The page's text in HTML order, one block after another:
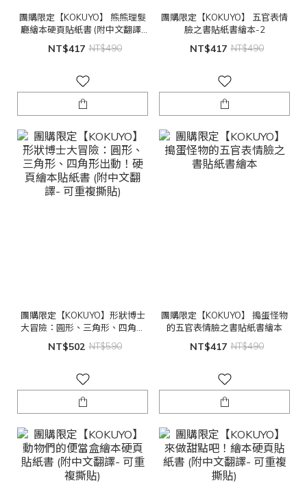
團購限定【KOKUYO】 熊熊理髮
廳繪本硬頁貼紙書 (附中文翻譯-
可重複撕貼)
NT$417 NT$490
團購限定【KOKUYO】 五官表情
臉之書貼紙書繪本-2
NT$417 NT$490
團購限定【KOKUYO】形狀博士
大冒險：圓形、三角形、四角形
出動！硬頁繪本貼紙書 (附中文翻
譯- 可重複撕貼)
NT$502 NT$590
團購限定【KOKUYO】 搗蛋怪物
的五官表情臉之書貼紙書繪本
NT$417 NT$490